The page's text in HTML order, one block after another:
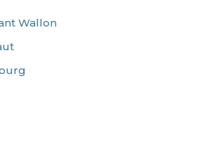
Wallon